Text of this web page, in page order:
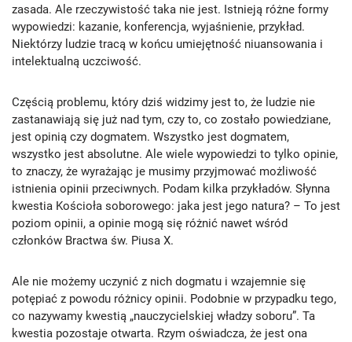
zasada. Ale rzeczywistość taka nie jest. Istnieją różne formy
wypowiedzi: kazanie, konferencja, wyjaśnienie, przykład.
Niektórzy ludzie tracą w końcu umiejętność niuansowania i
intelektualną uczciwość.
Częścią problemu, który dziś widzimy jest to, że ludzie nie
zastanawiają się już nad tym, czy to, co zostało powiedziane,
jest opinią czy dogmatem. Wszystko jest dogmatem,
wszystko jest absolutne. Ale wiele wypowiedzi to tylko opinie,
to znaczy, że wyrażając je musimy przyjmować możliwość
istnienia opinii przeciwnych. Podam kilka przykładów. Słynna
kwestia Kościoła soborowego: jaka jest jego natura? – To jest
poziom opinii, a opinie mogą się różnić nawet wśród
członków Bractwa św. Piusa X.
Ale nie możemy uczynić z nich dogmatu i wzajemnie się
potępiać z powodu różnicy opinii. Podobnie w przypadku tego,
co nazywamy kwestią „nauczycielskiej władzy soboru”. Ta
kwestia pozostaje otwarta. Rzym oświadcza, że ​​jest ona